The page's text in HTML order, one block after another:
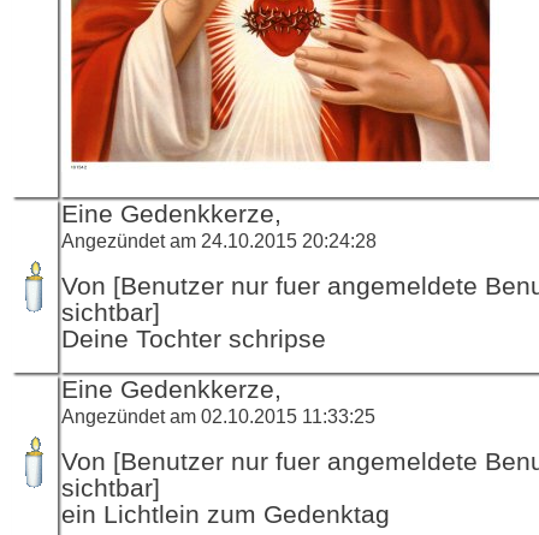
Eine Gedenkkerze,
Angezündet am 24.10.2015 20:24:28
Von [Benutzer nur fuer angemeldete
sichtbar]
Deine Tochter schripse
Eine Gedenkkerze,
Angezündet am 02.10.2015 11:33:25
Von [Benutzer nur fuer angemeldete
sichtbar]
ein Lichtlein zum Gedenktag